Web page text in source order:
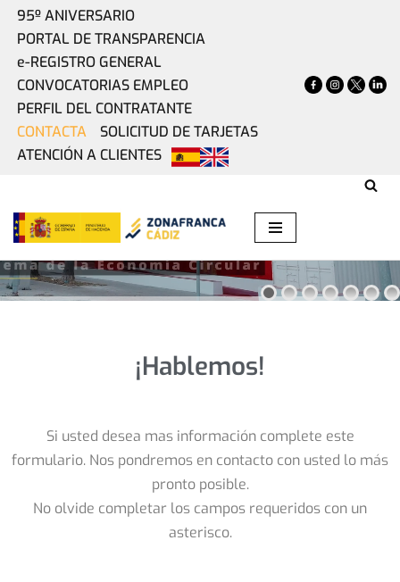
95º ANIVERSARIO
PORTAL DE TRANSPARENCIA
e-REGISTRO GENERAL
CONVOCATORIAS EMPLEO
PERFIL DEL CONTRATANTE
CONTACTA
SOLICITUD DE TARJETAS
ATENCIÓN A CLIENTES
ZONA BASE CÁDIZ
INCUBAZUL
¡Hablemos!
Si usted desea mas información complete este
formulario. Nos pondremos en contacto con usted lo más
pronto posible.
No olvide completar los campos requeridos con un
asterisco.